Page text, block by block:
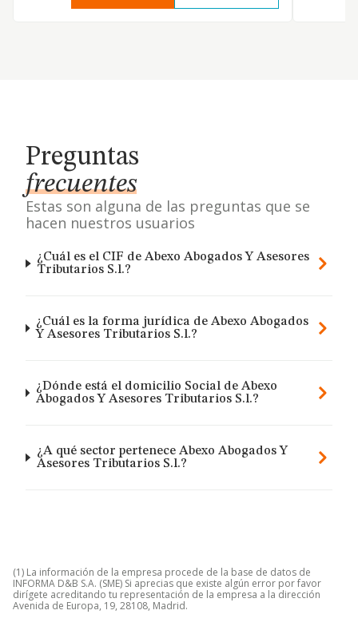
Preguntas
frecuentes
Estas son alguna de las preguntas que se
hacen nuestros usuarios
¿Cuál es el CIF de Abexo Abogados Y Asesores
Tributarios S.l.?
¿Cuál es la forma jurídica de Abexo Abogados
Y Asesores Tributarios S.l.?
¿Dónde está el domicilio Social de Abexo
Abogados Y Asesores Tributarios S.l.?
¿A qué sector pertenece Abexo Abogados Y
Asesores Tributarios S.l.?
(1) La información de la empresa procede de la base de datos de
INFORMA D&B S.A. (SME) Si aprecias que existe algún error por favor
dirígete acreditando tu representación de la empresa a la dirección
Avenida de Europa, 19, 28108, Madrid.